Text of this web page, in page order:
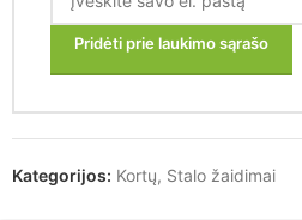
Pridėti prie laukimo sąrašo
Kategorijos: Kortų, Stalo žaidimai